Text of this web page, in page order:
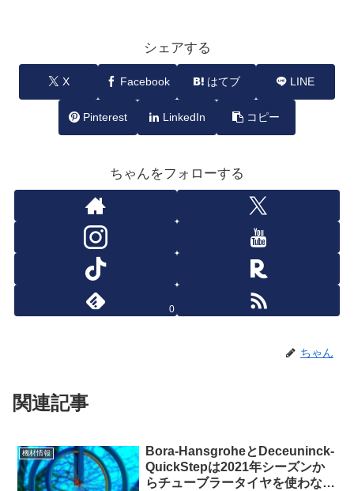
シェアする
X Facebook はてブ LINE
Pinterest LinkedIn コピー
ちゃんをフォローする
0
ちゃん
関連記事
機材情報
Bora-HansgroheとDeceuninck-
QuickStepは2021年シーズンか
らチューブラータイヤを使わな